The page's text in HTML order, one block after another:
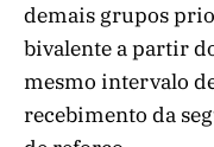
demais grupos
bivalente a partir
mesmo intervalo
recebimento da